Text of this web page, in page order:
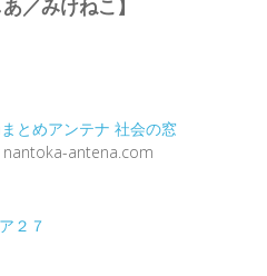
とめアンテナ 社会の窓
antena.com